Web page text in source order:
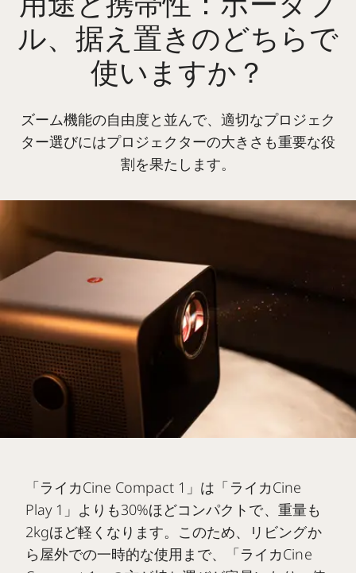
ル、据え置きのどちらで
使いますか？
ズーム機能の自由度と並んで、適切なプロジェク
ター選びにはプロジェクターの大きさも重要な役
割を果たします。
「ライカCine Compact 1」は「ライカCine
Play 1」よりも30%ほどコンパクトで、重量も
2kgほど軽くなります。このため、リビングか
ら屋外での一時的な使用まで、「ライカCine